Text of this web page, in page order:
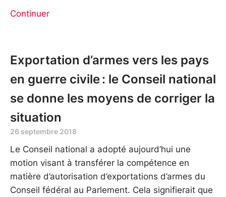
Continuer
Exportation d’armes vers les pays
en guerre civile : le Conseil national
se donne les moyens de corriger la
situation
26 septembre 2018
Le Conseil national a adopté aujourd’hui une
motion visant à transférer la compétence en
matière d’autorisation d’exportations d’armes du
Conseil fédéral au Parlement. Cela signifierait que